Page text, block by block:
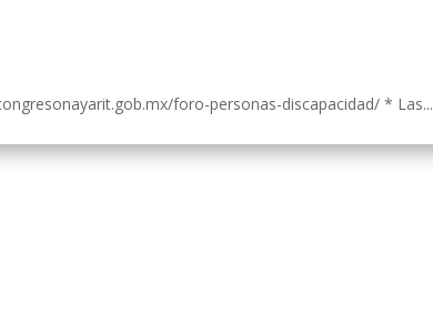
foro-personas-discapacidad/ * Las...